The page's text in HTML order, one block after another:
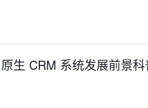
生 CRM 系统发展前景科